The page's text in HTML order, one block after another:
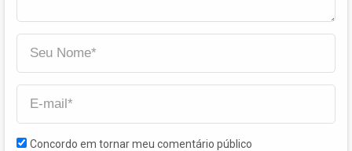
Concordo em tornar meu comentário público